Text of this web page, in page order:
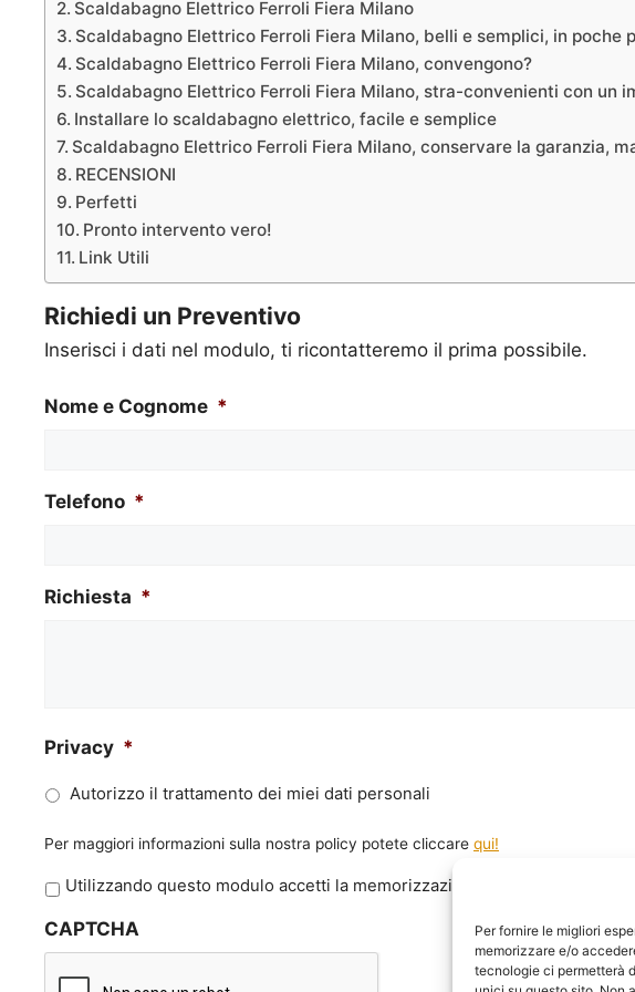
Per fornire le migliori
memorizzare e/o
tecnologie ci permetterà
Scaldabagno Elettrico Ferroli Fiera Milano
Scaldabagno Elettrico Ferroli Fiera Milano, belli e semplici, in poche
Scaldabagno Elettrico Ferroli Fiera Milano, convengono?
Scaldabagno Elettrico Ferroli Fiera Milano, stra-convenienti con un
Installare lo scaldabagno elettrico, facile e semplice
Scaldabagno Elettrico Ferroli Fiera Milano, conservare la garanzia,
RECENSIONI
Perfetti
Pronto intervento vero!
Link Utili
Richiedi un Preventivo
Inserisci i dati nel modulo, ti ricontatteremo il prima possibile.
Nome e Cognome *
Telefono *
Richiesta *
Privacy *
Autorizzo il trattamento dei miei dati personali
Per maggiori informazioni sulla nostra policy potete cliccare qui!
P
i
v
Utilizzando questo modulo accetti la memorizzazione e la gestione dei
CAPTCHA